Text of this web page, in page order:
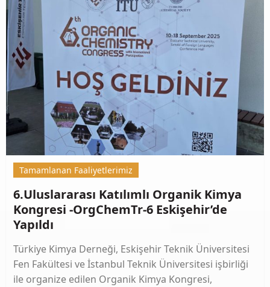
Tamamlanan Faaliyetlerimiz
6.Uluslararası Katılımlı Organik Kimya
Kongresi -OrgChemTr-6 Eskişehir’de
Yapıldı
Türkiye Kimya Derneği, Eskişehir Teknik Üniversitesi
Fen Fakültesi ve İstanbul Teknik Üniversitesi işbirliği
ile organize edilen Organik Kimya Kongresi,